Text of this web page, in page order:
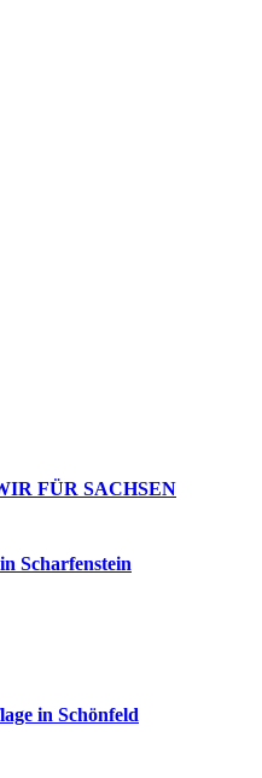
FÜR SACHSEN
Scharfenstein
in Schönfeld